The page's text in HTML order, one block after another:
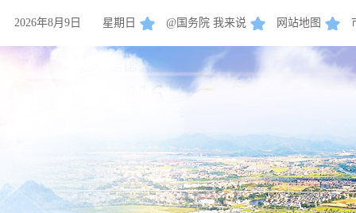
2026年8月9日 星期日 @国务院 我来说 网站地图